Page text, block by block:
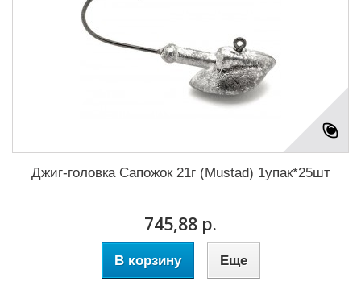
Джиг-головка Сапожок 21г (Mustad) 1упак*25шт
745,88 р.
В корзину Еще